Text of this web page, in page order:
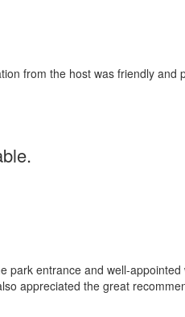
from the host was friendly and
park entrance and well-
appreciated the great